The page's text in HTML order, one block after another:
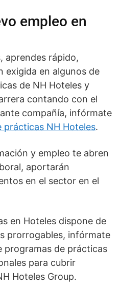
empleo en
aprendes rápido,
exigida en algunos de
de NH Hoteles y
contando con el
compañía, infórmate
prácticas NH Hoteles.
y empleo te abren
aportarán
en el sector en el
en Hoteles dispone de
prorrogables, infórmate
programas de prácticas
para cubrir
Hoteles Group.